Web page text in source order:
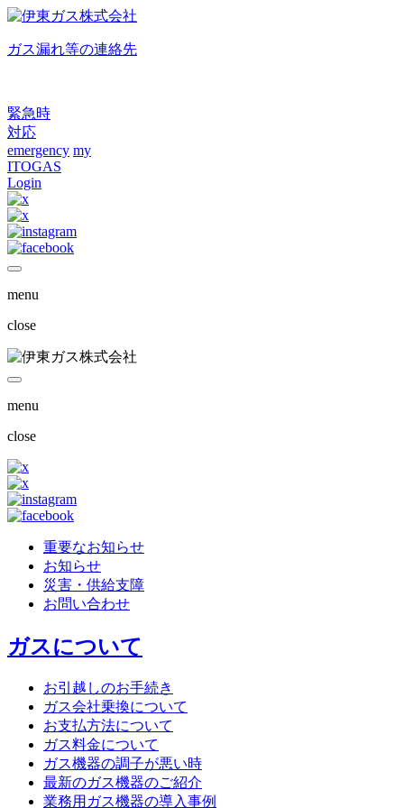
ガス漏れ等の連絡先
緊急時
対応
emergency my
ITOGAS
Login
menu
close
menu
close
重要なお知らせ
お知らせ
災害・供給支障
お問い合わせ
ガスについて
お引越しのお手続き
ガス会社乗換について
お支払方法について
ガス料金について
ガス機器の調子が悪い時
最新のガス機器のご紹介
業務用ガス機器の導入事例